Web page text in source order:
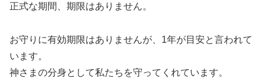
正式な期間、期限はありません。
お守りに有効期限はありませんが、1年が目安と言われて
います。
神さまの分身として私たちを守ってくれています。